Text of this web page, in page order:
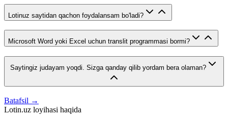
Lotinuz saytidan qachon foydalansam bo'ladi?
Microsoft Word yoki Excel uchun translit programmasi bormi?
Saytingiz judayam yoqdi. Sizga qanday qilib yordam bera olaman?
Batafsil →
Lotin.uz loyihasi haqida